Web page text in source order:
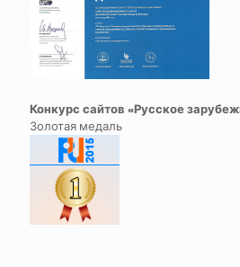
Конкурс сайтов «Русское
Золотая медаль